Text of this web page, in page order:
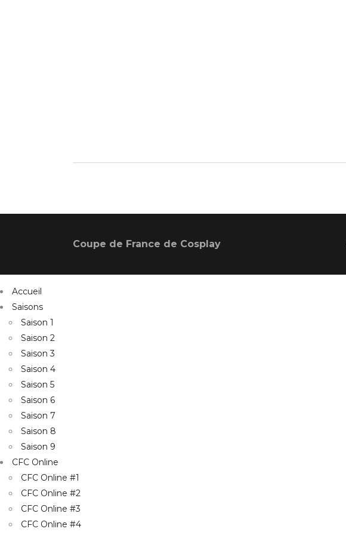
Coupe de France de Cosplay
Accueil
Saisons
Saison 1
Saison 2
Saison 3
Saison 4
Saison 5
Saison 6
Saison 7
Saison 8
Saison 9
CFC Online
CFC Online #1
CFC Online #2
CFC Online #3
CFC Online #4